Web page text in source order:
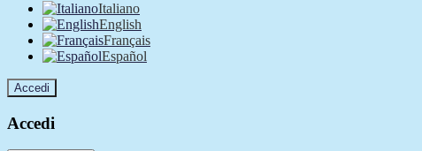
Italiano
English
Français
Español
Accedi
Accedi